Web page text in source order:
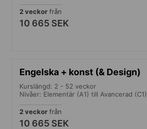
2 veckor från
10 665 SEK
Engelska + konst (& Design)
Kurslängd: 2 - 52 veckor
Nivåer: Elementär (A1) till Avancerad (C1)
2 veckor från
10 665 SEK